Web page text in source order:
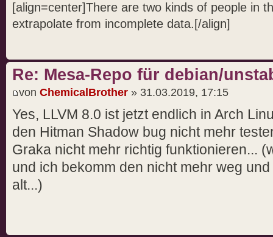
[align=center]There are two kinds of people in
extrapolate from incomplete data.[/align]
Re: Mesa-Repo für debian/
von ChemicalBrother » 31.03.2019, 17:15
Yes, LLVM 8.0 ist jetzt endlich in Arch
den Hitman Shadow bug nicht mehr
Graka nicht mehr richtig funktionieren...
und ich bekomm den nicht mehr weg
alt...)